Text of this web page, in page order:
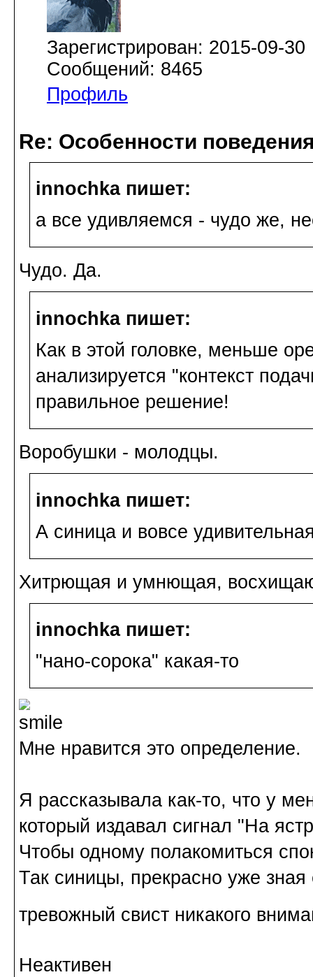
Зарегистрирован: 2015-09-30
Сообщений: 8465
Профиль
Re: Особенности
innochka пишет:
а все удивляемся - чудо же,
Чудо. Да.
innochka пишет:
Как в этой головке, меньше
анализируется "контекст
правильное решение!
Воробушки - молодцы.
innochka пишет:
А синица и вовсе
Хитрющая и умнющая,
innochka пишет:
"нано-сорока" какая-то
Мне нравится это определение.
Я рассказывала как-то, что у
который издавал сигнал "На
Чтобы одному полакомиться
Так синицы, прекрасно уже
тревожный свист никакого
Неактивен